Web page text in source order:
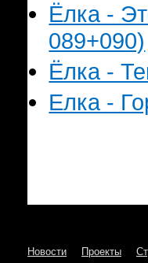
Ёлка -
089+090)
Ёлка -
Елка -
Новости Проекты